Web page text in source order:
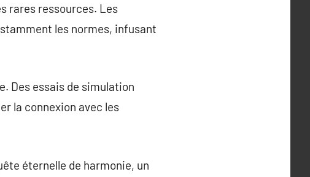
rares ressources. Les
les normes, infusant
Des essais de simulation
la connexion avec les
éternelle de harmonie, un